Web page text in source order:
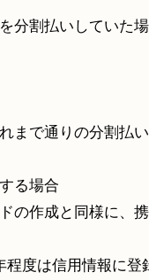
分割払いしていた
で通りの分割払
る場合
の作成と同様に、
程度は信用情報に登